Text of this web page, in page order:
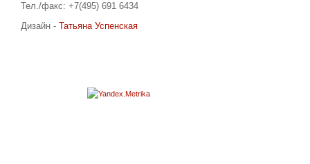
Тел./факс: +7(495) 691 6434
Дизайн - Татьяна Успенская